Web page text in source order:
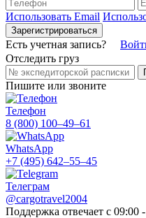
Использовать Email
Зарегистрироваться
Есть учетная запись?
Отследить груз
Пишите или звоните
Телефон
8 (800) 100–49–61
WhatsApp
+7 (495) 642–55–45
Телеграм
@cargotravel2004
Поддержка отвечает с